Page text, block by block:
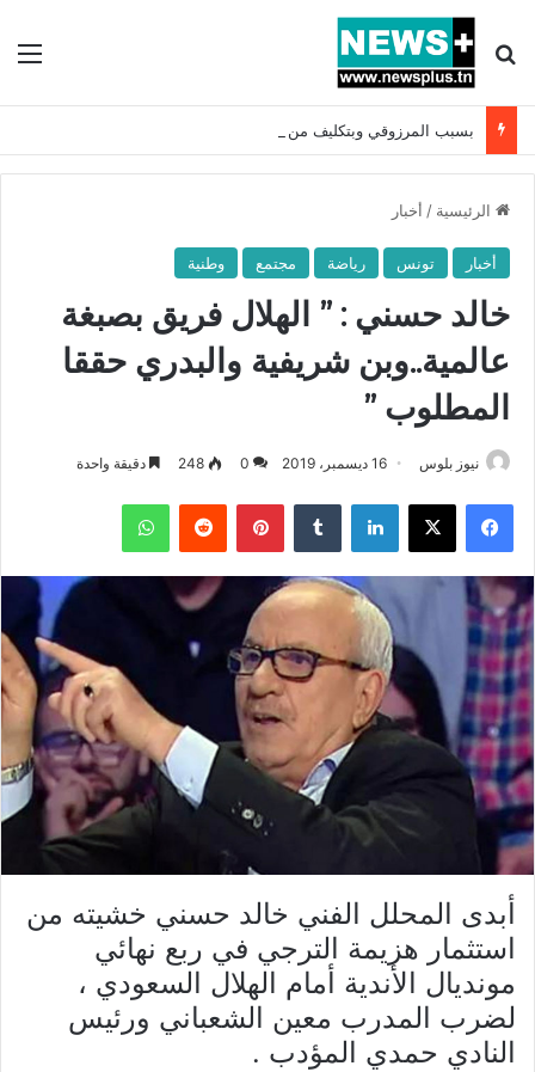
بحث عن
الرئيسية / أخبار
أخبار تونس رياضة مجتمع وطنية
خالد حسني : ” الهلال فريق بصبغة
عالمية..وبن شريفية والبدري حققا
المطلوب ”
نيوز بلوس 16 ديسمبر، 2019 0
248 دقيقة واحدة
فيسبوك X لينكدإن بينتيريست واتساب
أبدى المحلل الفني خالد حسني خشيته من
استثمار هزيمة الترجي في ربع نهائي
مونديال الأندية أمام الهلال السعودي ،
لضرب المدرب معين الشعباني ورئيس
النادي حمدي المؤدب .